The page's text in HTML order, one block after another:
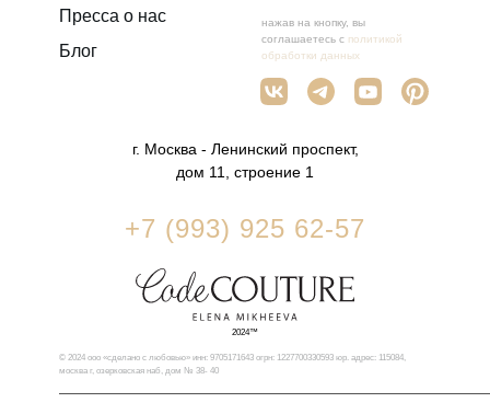
© 2024 ооо «сделано с любовью» инн: 9705171643 огрн: 1227700330593 юр. адрес: 115084,
москва г, озерковская наб, дом № 38- 40
Пресса о нас
Блог
2024™
нажав на кнопку, вы
соглашаетесь с политикой
обработки данных
г. Москва - Ленинский проспект,
дом 11, строение 1
+7 (993) 925 62-57